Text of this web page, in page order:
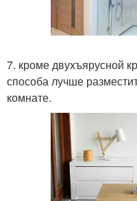
7. кроме двухъярусной
способа лучше
комнате.